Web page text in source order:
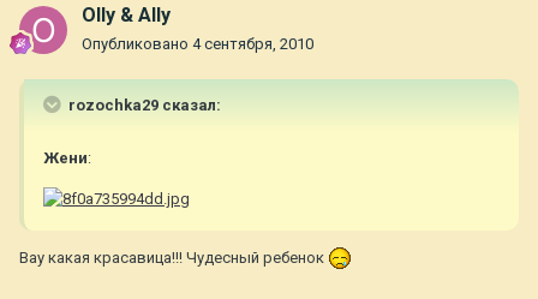
Olly & Ally
Опубликовано 4 сентября, 2010
rozochka29 сказал:
Жени:
Вау какая красавица!!! Чудесный ребенок